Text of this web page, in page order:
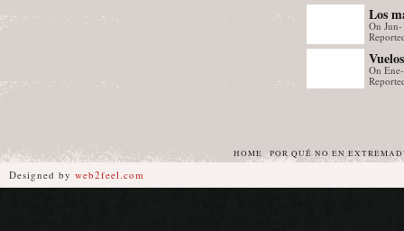
Los
y
On
On
HOME POR QUÉ NO EN
Designed by web2feel.com